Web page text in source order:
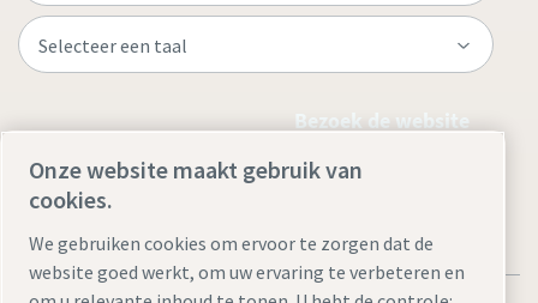
Bezoek de website
Onze website maakt gebruik van
cookies.
We gebruiken cookies om ervoor te zorgen dat de
website goed werkt, om uw ervaring te verbeteren en